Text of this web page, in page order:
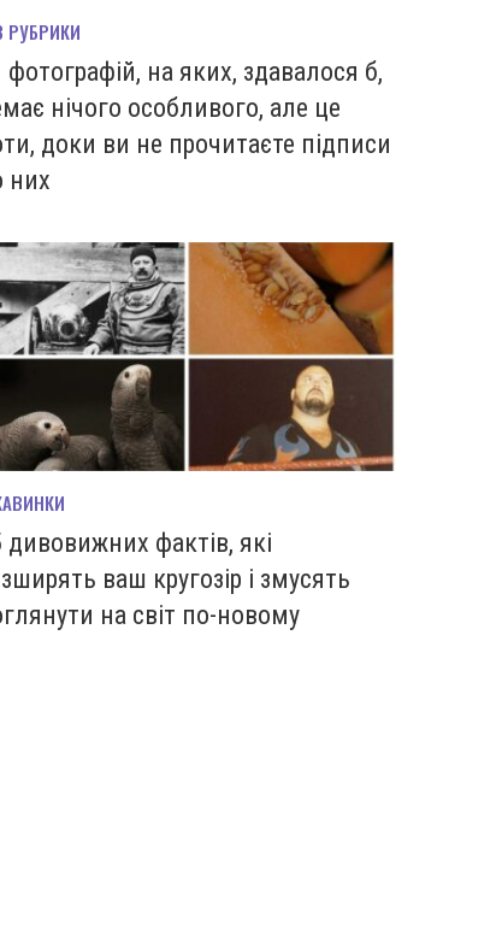
РУБРИКИ
фотографій, на яких, здавалося б,
нічого особливого, але це
доки ви не прочитаєте підписи
них
дивовижних фактів, які
ваш кругозір і змусять
на світ по-новому